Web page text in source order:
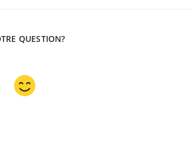
QUESTION?